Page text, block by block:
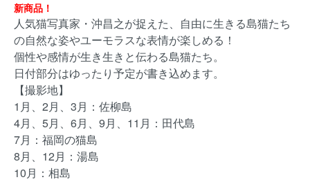
新商品！
人気猫写真家・沖昌之が捉えた、自由に生きる島猫たち
の自然な姿やユーモラスな表情が楽しめる！
個性や感情が生き生きと伝わる島猫たち。
日付部分はゆったり予定が書き込めます。
【撮影地】
1月、2月、3月：佐柳島
4月、5月、6月、9月、11月：田代島
7月：福岡の猫島
8月、12月：湯島
10月：相島